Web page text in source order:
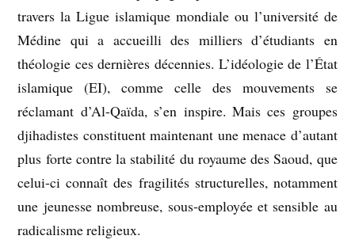
travers la Ligue islamique mondiale ou l’université de
Médine qui a accueilli des milliers d’étudiants en
théologie ces dernières décennies. L’idéologie de l’État
islamique (EI), comme celle des mouvements se
réclamant d’Al-Qaïda, s’en inspire. Mais ces groupes
djihadistes constituent maintenant une menace d’autant
plus forte contre la stabilité du royaume des Saoud, que
celui-ci connaît des fragilités structurelles, notamment
une jeunesse nombreuse, sous-employée et sensible au
radicalisme religieux.